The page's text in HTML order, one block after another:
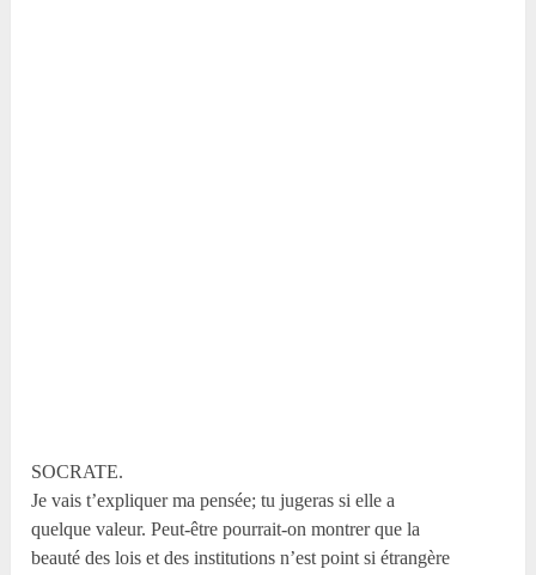
SOCRATE.
Je vais t’expliquer ma pensée; tu jugeras si elle a
quelque valeur. Peut-être pourrait-on montrer que la
beauté des lois et des institutions n’est point si étrangère